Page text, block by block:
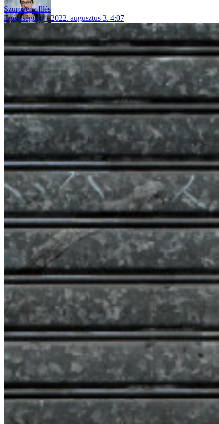
Szurovecz Illés
Egészségügy
2022. augusztus 3. 4:07